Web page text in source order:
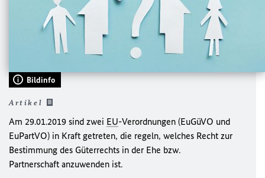
Bildinfo
Artikel
Am 29.01.2019 sind zwei EU-Verordnungen (EuGüVO und
EuPartVO) in Kraft getreten, die regeln, welches Recht zur
Bestimmung des Güterrechts in der Ehe bzw.
Partnerschaft anzuwenden ist.